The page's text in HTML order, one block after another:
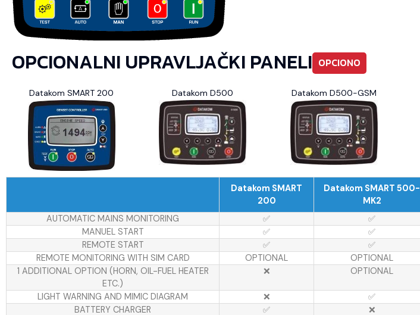
OPCIONALNI UPRAVLJAČKI PANELI OPCIONO
Datakom SMART 200 Datakom D500 Datakom D500-GSM
Datakom SMART
200
Datakom SMART 500-
MK2
AUTOMATIC MAINS MONITORING
✅ ✅
MANUEL START
✅ ✅
REMOTE START
✅ ✅
REMOTE MONITORING WITH SIM CARD
OPTIONAL OPTIONAL
1 ADDITIONAL OPTION (HORN, OIL-FUEL HEATER
ETC.)
❌ OPTIONAL
LIGHT WARNING AND MIMIC DIAGRAM ❌ ✅
BATTERY CHARGER
✅ ❌